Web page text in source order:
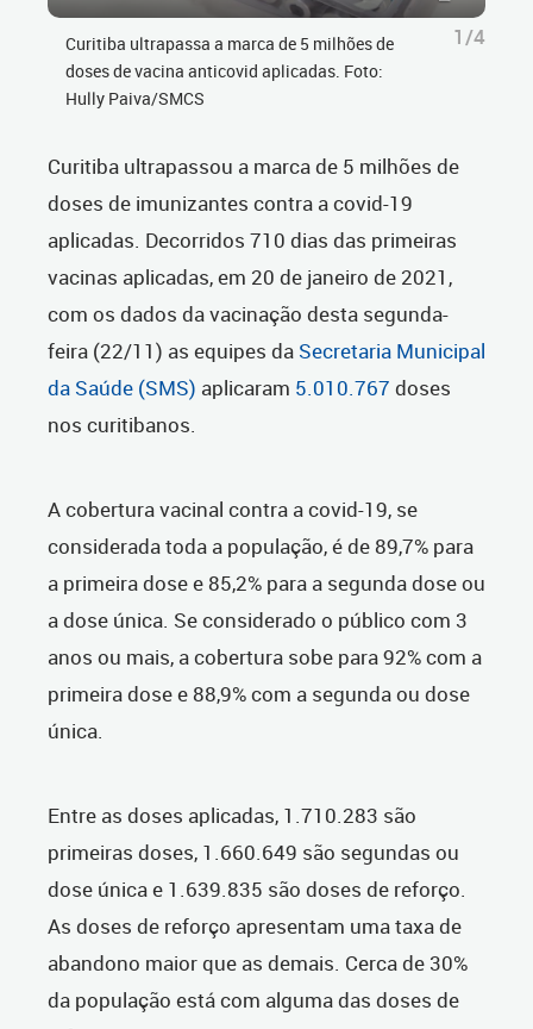
Curitiba ultrapassa a marca de 5 milhões de
doses de vacina anticovid aplicadas. Foto:
Hully Paiva/SMCS
1/4
Curitiba ultrapassou a marca de 5 milhões de
doses de imunizantes contra a covid-19
aplicadas. Decorridos 710 dias das primeiras
vacinas aplicadas, em 20 de janeiro de 2021,
com os dados da vacinação desta segunda-
feira (22/11) as equipes da Secretaria Municipal
da Saúde (SMS) aplicaram 5.010.767 doses
nos curitibanos.
A cobertura vacinal contra a covid-19, se
considerada toda a população, é de 89,7% para
a primeira dose e 85,2% para a segunda dose ou
a dose única. Se considerado o público com 3
anos ou mais, a cobertura sobe para 92% com a
primeira dose e 88,9% com a segunda ou dose
única.
Entre as doses aplicadas, 1.710.283 são
primeiras doses, 1.660.649 são segundas ou
dose única e 1.639.835 são doses de reforço.
As doses de reforço apresentam uma taxa de
abandono maior que as demais. Cerca de 30%
da população está com alguma das doses de